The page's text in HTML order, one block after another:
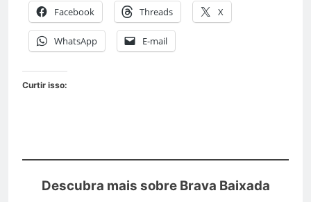
Facebook Threads X
WhatsApp E-mail
Curtir isso:
Descubra mais sobre Brava Baixada